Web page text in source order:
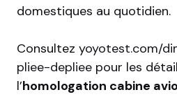
domestiques au quotidien.
Consultez yoyotest.com/
pliee-depliee pour les
l’homologation cabine